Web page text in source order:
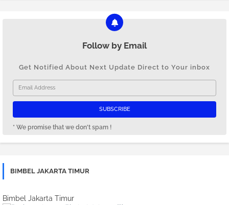
Follow by Email
Get Notified About Next Update Direct to Your inbox
* We promise that we don't spam !
BIMBEL JAKARTA TIMUR
Bimbel Jakarta Timur